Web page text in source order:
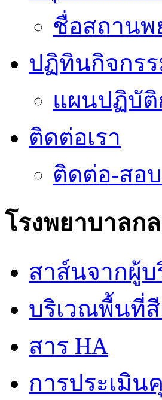
ชื่อสถานพ
ปฏิทินกิจกร
แผนปฏิบัติ
ติดต่อเรา
ติดต่อ-สอ
โรงพยาบาลก
สาส์นจากผู้บ
บริเวณพื้นที่สี
สาร HA
การประเมิน